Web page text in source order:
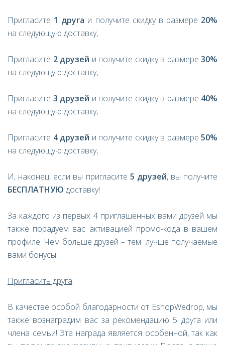
Пригласите 1 друга и получите скидку в размере 20%
на следующую доставку,
Пригласите 2 друзей и получите скидку в размере 30%
на следующую доставку,
Пригласите 3 друзей и получите скидку в размере 40%
на следующую доставку,
Пригласите 4 друзей и получите скидку в размере 50%
на следующую доставку,
И, наконец, если вы пригласите 5 друзей, вы получите
БЕСПЛАТНУЮ доставку!
За каждого из первых 4 приглашённых вами друзей мы
также порадуем вас активацией промо-кода в вашем
профиле. Чем больше друзей – тем лучше получаемые
вами бонусы!
Пригласить друга
В качестве особой благодарности от EshopWedrop, мы
также вознаградим вас за рекомендацию 5 друга или
члена семьи! Эта награда является особенной, так как